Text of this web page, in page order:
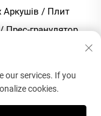
Аркушів / Плит
Прес-гранулятор
our services. If you
cookies.